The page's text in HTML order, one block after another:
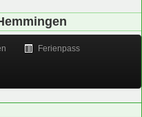
Ferienpass